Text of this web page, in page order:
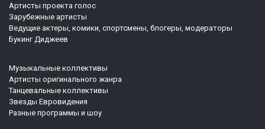
Артисты проекта голос
Зарубежные артисты
Ведущие актеры, комики, спортсмены, блогеры, модераторы
Букинг Диджеев
Музыкальные коллективы
Артисты оригинального жанра
Танцевальные коллективы
Звезды Евровидения
Разные программы и шоу